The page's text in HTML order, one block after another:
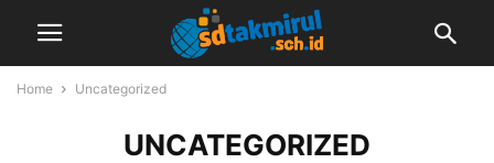
Home Uncategorized
UNCATEGORIZED